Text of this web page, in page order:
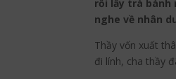
rồi lấy trà bánh
nghe về nhân
Thầy vốn xuất
đi lính, cha thầy